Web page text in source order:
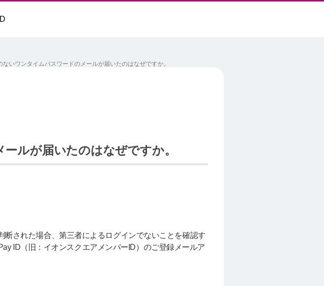
ないワンタイムパスワードのメールが届いたのはなぜですか。
ルが届いたのはなぜですか。
された場合、第三者によるログインでないことを確認す
ID（旧：イオンスクエアメンバーID）のご登録メールア